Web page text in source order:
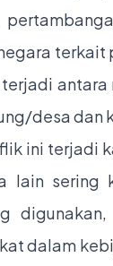
desa dan
ini terjadi
lain sering
digunakan,
dalam